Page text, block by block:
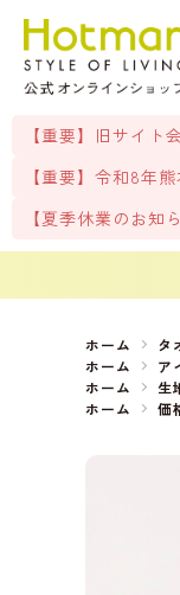
【重要】旧サイト
【重要】令和8年
【夏季休業のお知
ホーム タ
ホーム
ア
ホーム
生
ホーム
価